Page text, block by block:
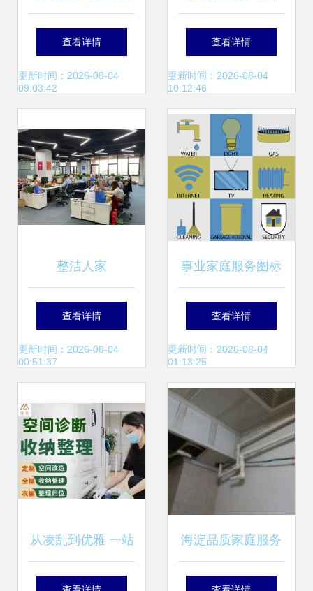
粉碎家庭服务行业
痛点，打造年轻透
查看详情
更新时间：2026-08-04
09:03:42
镇 秘密排放的气体
与村民的癌症之谜
查看详情
更新时间：2026-08-04
10:12:46
整洁人家
查看详情
更新时间：2026-08-04
00:51:37
事业家庭服务图标
集 现代家政服务的
视觉革命
查看详情
更新时间：2026-08-04
01:13:25
从凌乱到优雅 一站
式家政服务重塑家
海淀品质家庭服务
专家——北京海淀